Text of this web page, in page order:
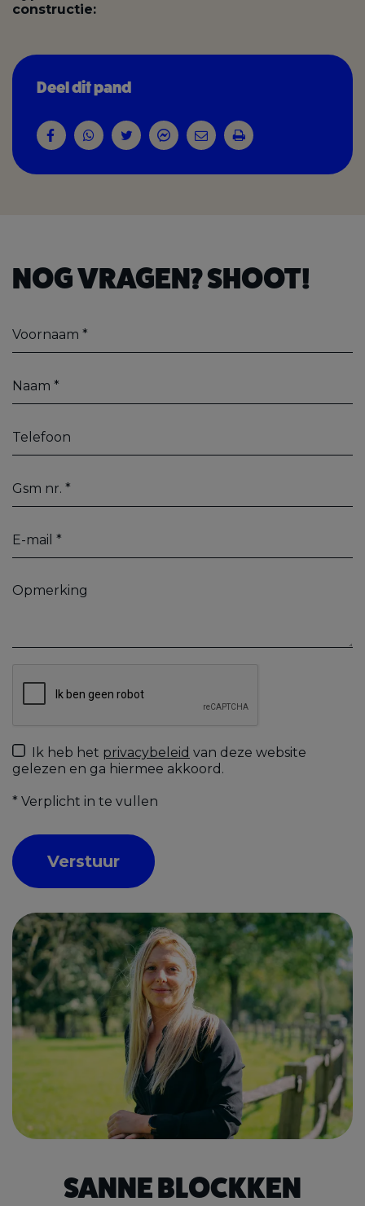
constructie:
Deel dit pand
NOG VRAGEN? SHOOT!
Ik heb het privacybeleid van deze website
gelezen en ga hiermee akkoord.
* Verplicht in te vullen
Verstuur
SANNE BLOCKKEN